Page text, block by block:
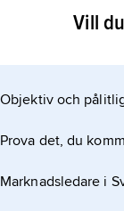
Theatre
1959
Alonso
där hör
Vill
Objektiv och
Prova det, du
Marknadsledare i